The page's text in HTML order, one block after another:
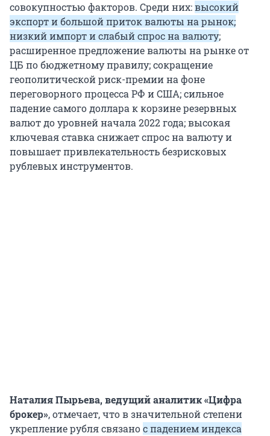
совокупностью факторов. Среди них:высокий
экспорт и большой приток валюты на рынок;
низкий импорт и слабый спрос на валюту;
расширенное предложение валюты на рынке от
ЦБ по бюджетному правилу; сокращение
геополитической риск-премии на фоне
переговорного процесса РФ и США; сильное
падение самого доллара к корзине резервных
валют до уровней начала 2022 года; высокая
ключевая ставка снижает спрос на валюту и
повышает привлекательность безрисковых
рублевых инструментов.
Наталия Пырьева, ведущий аналитик «Цифра
брокер», отмечает, что в значительной степени
укрепление рубля связанос падением индекса